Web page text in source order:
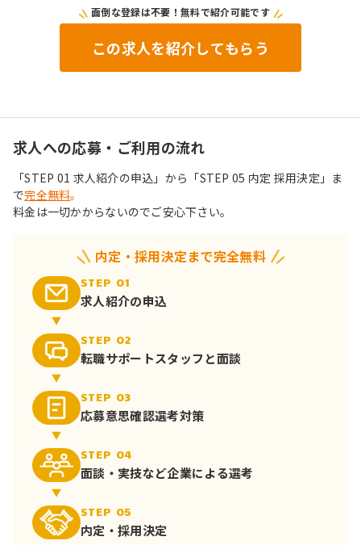
面倒な登録は不要！無料で紹介可能です
この求人を紹介してもらう
求人への応募・ご利用の流れ
「STEP 01 求人紹介の申込」から「STEP 05 内定 採用決定」ま
で完全無料。
料金は一切かからないのでご安心下さい。
内定・採用決定まで完全無料
STEP 01
求人紹介の申込
STEP 02
転職サポートスタッフと面談
STEP 03
応募意思確認選考対策
STEP 04
面談・実技など企業による選考
STEP 05
内定・採用決定